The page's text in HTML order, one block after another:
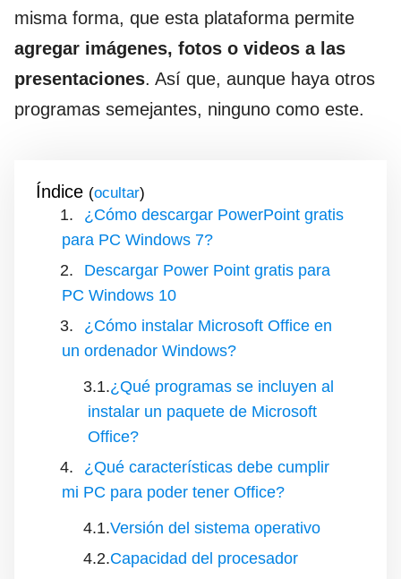
misma forma, que esta plataforma permite
agregar imágenes, fotos o videos a las
presentaciones. Así que, aunque haya otros
programas semejantes, ninguno como este.
Índice ( )
¿Cómo descargar PowerPoint gratis
para PC Windows 7?
Descargar Power Point gratis para
PC Windows 10
¿Cómo instalar Microsoft Office en
un ordenador Windows?
¿Qué programas se incluyen al
instalar un paquete de Microsoft
Office?
¿Qué características debe cumplir
mi PC para poder tener Office?
Versión del sistema operativo
Capacidad del procesador